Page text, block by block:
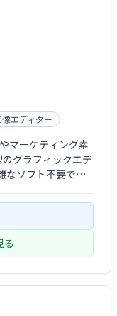
像エディター
マーケティング素
グラフィックエデ
なソフト不要で、
る